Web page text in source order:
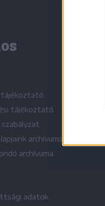
tájékoztató
tájékoztató
szabályzat
archívuma
archívuma
adatok